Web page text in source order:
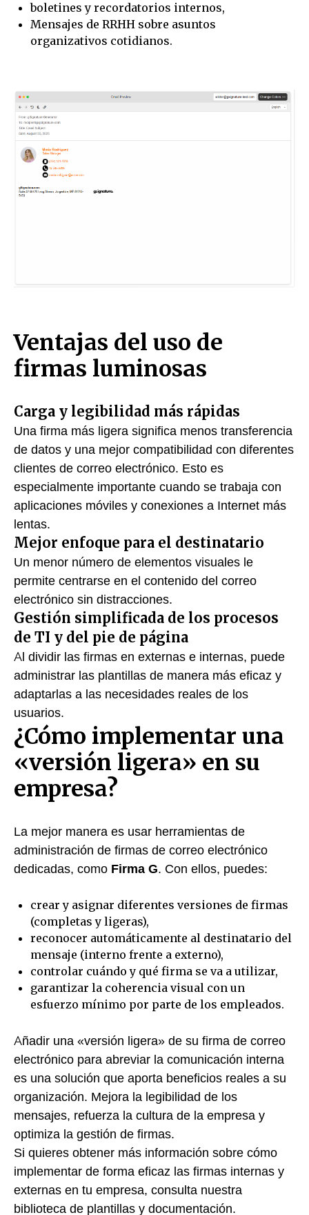
boletines y recordatorios internos,
Mensajes de RRHH sobre asuntos
organizativos cotidianos.
Ventajas del uso de
firmas luminosas
Carga y legibilidad más rápidas
Una firma más ligera significa menos transferencia
de datos y una mejor compatibilidad con diferentes
clientes de correo electrónico. Esto es
especialmente importante cuando se trabaja con
aplicaciones móviles y conexiones a Internet más
lentas.
Mejor enfoque para el destinatario
Un menor número de elementos visuales le
permite centrarse en el contenido del correo
electrónico sin distracciones.
Gestión simplificada de los procesos
de TI y del pie de página
Al dividir las firmas en externas e internas, puede
administrar las plantillas de manera más eficaz y
adaptarlas a las necesidades reales de los
usuarios.
¿Cómo implementar una
«versión ligera» en su
empresa?
La mejor manera es usar herramientas de
administración de firmas de correo electrónico
dedicadas, como Firma G. Con ellos, puedes:
crear y asignar diferentes versiones de firmas
(completas y ligeras),
reconocer automáticamente al destinatario del
mensaje (interno frente a externo),
controlar cuándo y qué firma se va a utilizar,
garantizar la coherencia visual con un
esfuerzo mínimo por parte de los empleados.
Añadir una «versión ligera» de su firma de correo
electrónico para abreviar la comunicación interna
es una solución que aporta beneficios reales a su
organización. Mejora la legibilidad de los
mensajes, refuerza la cultura de la empresa y
optimiza la gestión de firmas.
Si quieres obtener más información sobre cómo
implementar de forma eficaz las firmas internas y
externas en tu empresa, consulta nuestra
biblioteca de plantillas y documentación.